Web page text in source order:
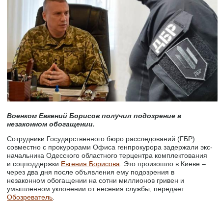
Военком Евгений Борисов получил подозрение в
незаконном обогащении.
Сотрудники Государственного бюро расследований (ГБР)
совместно с прокурорами Офиса генпрокурора задержали экс-
начальника Одесского областного терцентра комплектования
и соцподдержки Евгения Борисова. Это произошло в Киеве –
через два дня после объявления ему подозрения в
незаконном обогащении на сотни миллионов гривен и
умышленном уклонении от несения службы, передает
Обозреватель.